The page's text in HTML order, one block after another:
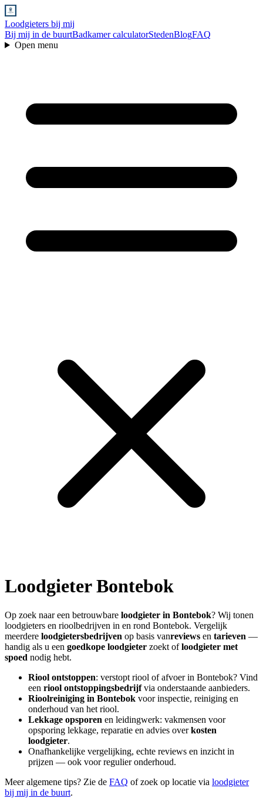
Loodgieters bij mij
Bij mij in de buurtBadkamer calculatorStedenBlogFAQ
Open menu
LoodgieterBontebok
Op zoek naar een betrouwbare loodgieter in Bontebok? Wij tonen
loodgieters en rioolbedrijven in en rond Bontebok. Vergelijk
meerdere loodgietersbedrijven op basis vanreviews en tarieven —
handig als u een goedkope loodgieter zoekt ofloodgieter met
spoed nodig hebt.
Riool ontstoppen: verstopt riool of afvoer in Bontebok? Vind
een riool ontstoppingsbedrijfvia onderstaande aanbieders.
Rioolreiniging in Bontebok voor inspectie, reiniging en
onderhoud van het riool.
Lekkage opsporen en leidingwerk: vakmensen voor
opsporing lekkage, reparatie en advies overkosten
loodgieter.
Onafhankelijke vergelijking, echte reviews en inzicht in
prijzen — ook voor regulier onderhoud.
Meer algemene tips? Zie de FAQ of zoek op locatie via loodgieter
bij mij in de buurt.